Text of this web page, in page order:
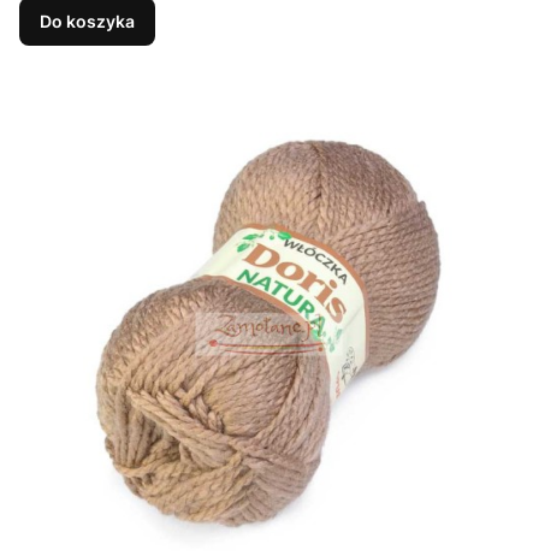
Do koszyka